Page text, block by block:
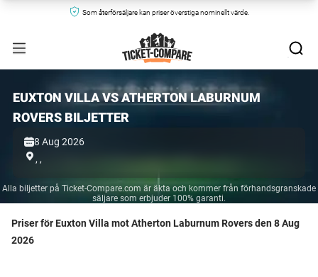
Som återförsäljare kan priser överstiga nominellt värde.
EUXTON VILLA VS ATHERTON LABURNUM
ROVERS BILJETTER
8 Aug 2026
, ,
Alla biljetter på Ticket-Compare.com är äkta och kommer från förhandsgranskade
säljare som erbjuder 100% garanti.
Priser för Euxton Villa mot Atherton Laburnum Rovers den 8 Aug
2026